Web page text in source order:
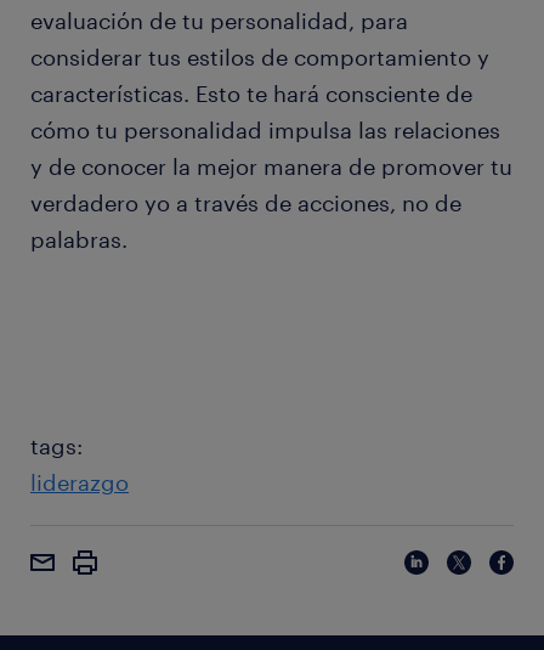
evaluación de tu personalidad, para
considerar tus estilos de comportamiento y
características. Esto te hará consciente de
cómo tu personalidad impulsa las relaciones
y de conocer la mejor manera de promover tu
verdadero yo a través de acciones, no de
palabras.
tags:
liderazgo